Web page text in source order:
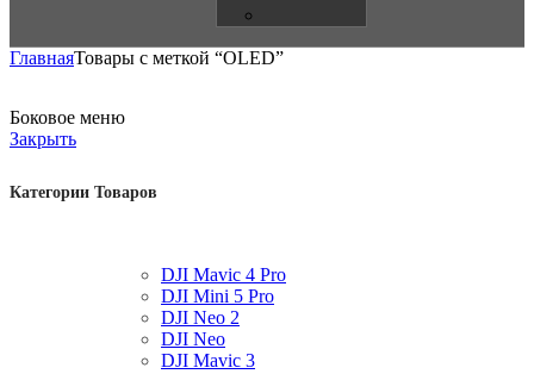
ГлавнаяТовары с меткой “OLED”
Боковое меню
Закрыть
Категории Товаров
DJI Mavic 4 Pro
DJI Mini 5 Pro
DJI Neo 2
DJI Neo
DJI Mavic 3